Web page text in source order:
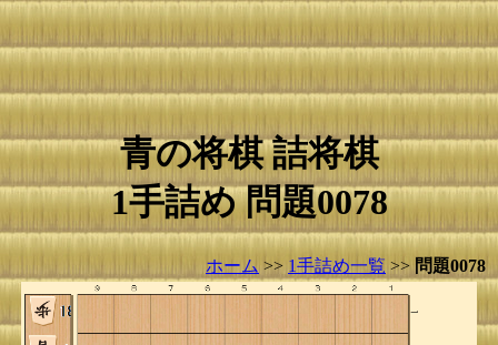
青の将棋 詰将棋
1手詰め 問題0078
ホーム >> 1手詰め一覧 >> 問題0078